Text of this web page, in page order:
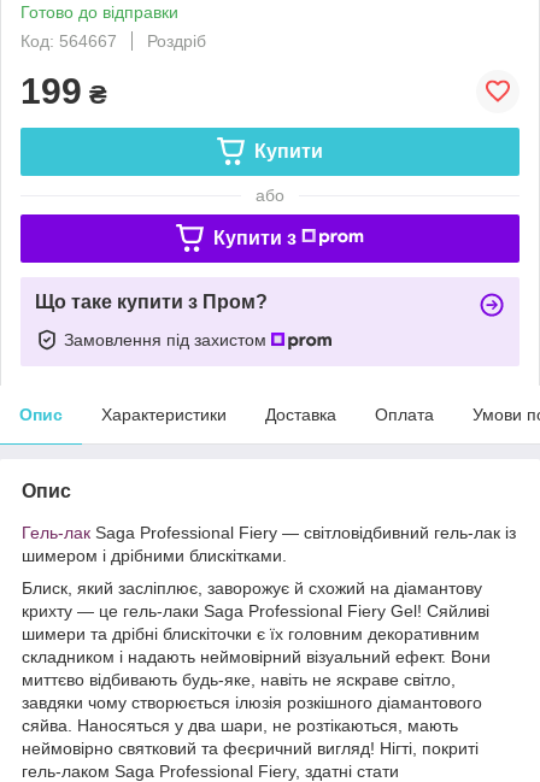
Готово до відправки
Код: 564667
Роздріб
199 ₴
Купити
або
Купити з
Що таке купити з Пром?
Замовлення під захистом
Опис Характеристики Доставка Оплата Умови
Опис
Гель-лак Saga Professional Fiery — світловідбивний гель-лак із
шимером і дрібними блискітками.
Блиск, який засліплює, заворожує й схожий на діамантову
крихту — це гель-лаки Saga Professional Fiery Gel! Сяйливі
шимери та дрібні блискіточки є їх головним декоративним
складником і надають неймовірний візуальний ефект. Вони
миттєво відбивають будь-яке, навіть не яскраве світло,
завдяки чому створюється ілюзія розкішного діамантового
сяйва. Наносяться у два шари, не розтікаються, мають
неймовірно святковий та феєричний вигляд! Нігті, покриті
гель-лаком Saga Professional Fiery, здатні стати